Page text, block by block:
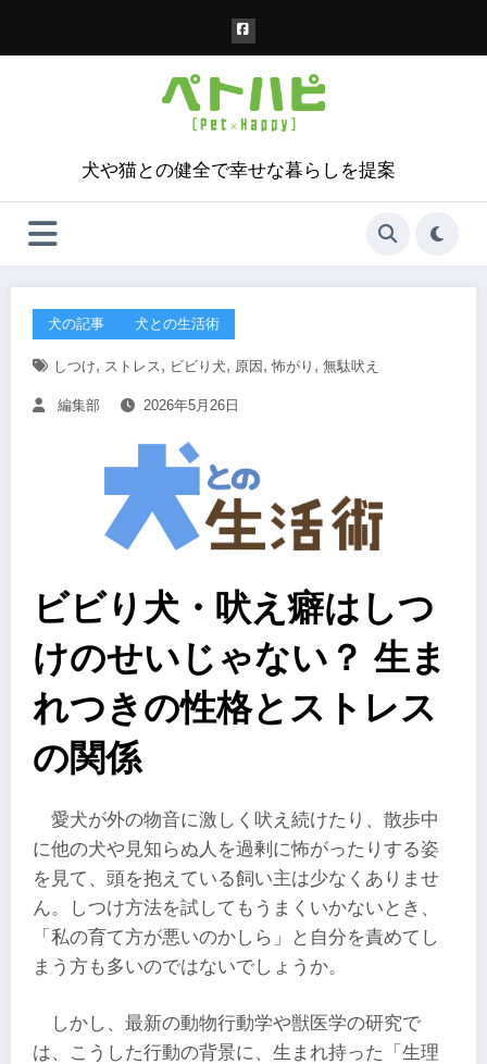
犬や猫との健全で幸せな暮らしを提案
犬の記事 犬との生活術
しつけ, ストレス, ビビり犬, 原因 , 怖がり , 無駄吠え
編集部 2026年5月26日
ビビり犬・吠え癖はしつ
けのせいじゃない？ 生ま
れつきの性格とストレス
の関係
愛犬が外の物音に激しく吠え続けたり、散歩中
に他の犬や見知らぬ人を過剰に怖がったりする姿
を見て、頭を抱えている飼い主は少なくありませ
ん。しつけ方法を試してもうまくいかないとき、
「私の育て方が悪いのかしら」と自分を責めてし
まう方も多いのではないでしょうか。
しかし、最新の動物行動学や獣医学の研究で
は、こうした行動の背景に、生まれ持った「生理